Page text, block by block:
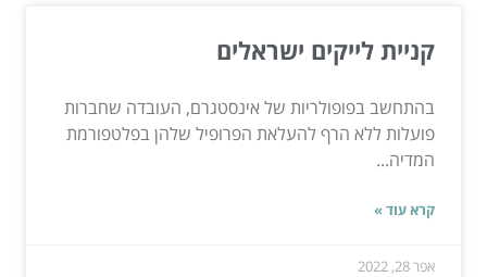
קניית לייקים ישראלים
בהתחשב בפופולריות של אינסטגרם, העובדה שחברות
פועלות ללא הרף להעלאת הפרופיל שלהן בפלטפורמת
המדיה...
קרא עוד »
אפר 28, 2022